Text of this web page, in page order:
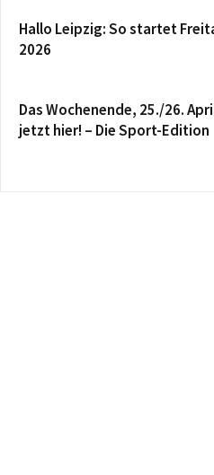
Hallo Leipzig: So startet
2026
Das Wochenende, 25./26.
jetzt hier! – Die Sport-Edition